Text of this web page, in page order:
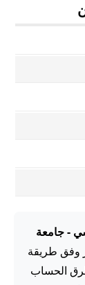
- جامعة
وفق طريقة
الحساب